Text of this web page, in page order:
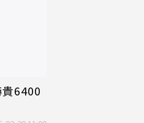
6400